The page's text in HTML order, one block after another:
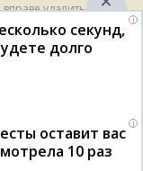
удалить с сайта
если они нарушают
Этот адрес
должен быть
42 70. На
и анализа сведений,
"Интернет",
свое согласие с
данныхи на
.
i
секунд,
долго
i
оставит вас
10 раз